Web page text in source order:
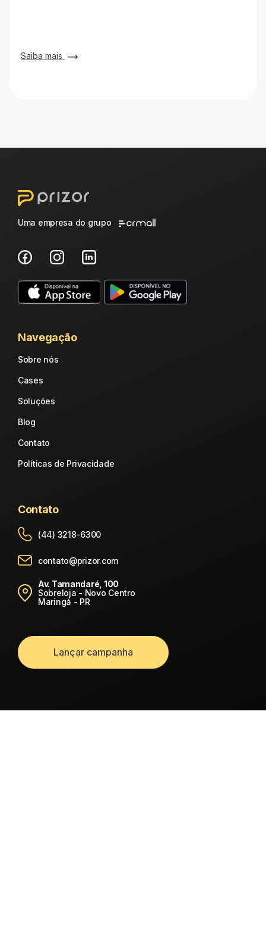
Saiba mais
Uma empresa do grupo
Navegação
Sobre nós
Cases
Soluções
Blog
Contato
Políticas de Privacidade
Contato
(44) 3218-6300
contato@prizor.com
Av. Tamandaré, 100
Sobreloja - Novo Centro
Maringá - PR
Lançar campanha